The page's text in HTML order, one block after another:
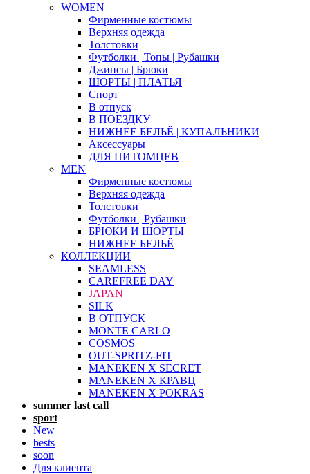
WOMEN
Фирменные костюмы
Верхняя одежда
Толстовки
Футболки | Топы | Рубашки
Джинсы | Брюки
ШОРТЫ | ПЛАТЬЯ
Спорт
В отпуск
В ПОЕЗДКУ
НИЖНЕЕ БЕЛЬЁ | КУПАЛЬНИКИ
Аксессуары
ДЛЯ ПИТОМЦЕВ
MEN
Фирменные костюмы
Верхняя одежда
Толстовки
Футболки | Рубашки
БРЮКИ И ШОРТЫ
НИЖНЕЕ БЕЛЬЁ
КОЛЛЕКЦИИ
SEAMLESS
CAREFREE DAY
JAPAN
SILK
В ОТПУСК
MONTE CARLO
COSMOS
OUT-SPRITZ-FIT
MANEKEN X SECRET
MANEKEN X КРАВЦ
MANEKEN X POKRAS
summer last call
sport
New
bests
soon
Для клиента